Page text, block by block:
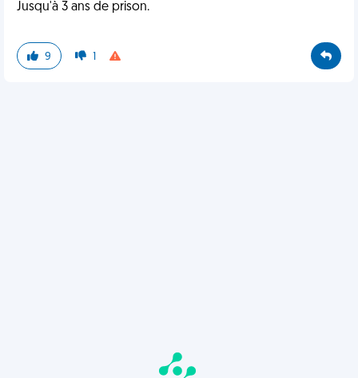
Jusqu'à 3 ans de prison.
9 1